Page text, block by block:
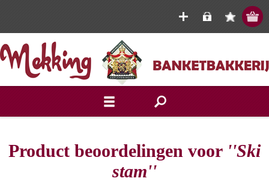
Product beoordelingen voor
Ski
stam